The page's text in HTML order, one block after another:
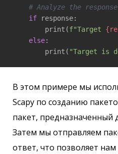
# Analyze the response
if response:
        print(
f"Target
else:
        print(
"Target is
В этом примере мы
Scapy по созданию
пакет, предназначенный
Затем мы отправляем
ответ, что позволяет